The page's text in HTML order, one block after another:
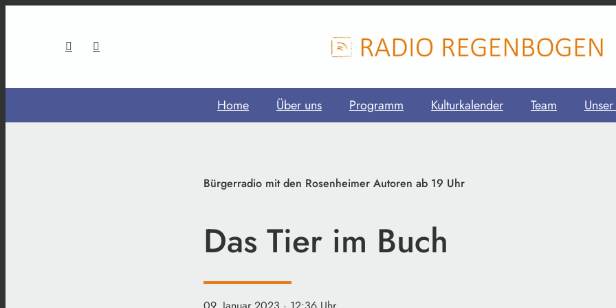
Home Über uns Programm Kulturkalender Team
Bürgerradio mit den Rosenheimer Autoren ab 19 Uhr
Das Tier im Buch